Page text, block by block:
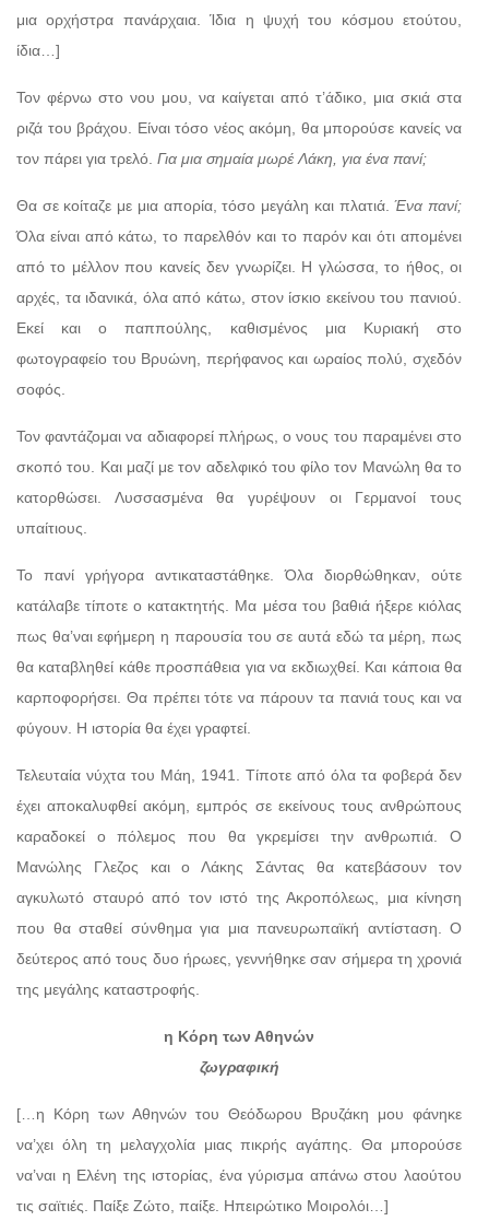
μια ορχήστρα πανάρχαια. Ίδια η ψυχή του κόσμου ετούτου,
ίδια…]
Τον φέρνω στο νου μου, να καίγεται από τ’άδικο, μια σκιά στα
ριζά του βράχου. Είναι τόσο νέος ακόμη, θα μπορούσε κανείς να
τον πάρει για τρελό. Για μια σημαία μωρέ Λάκη, για ένα πανί;
Θα σε κοίταζε με μια απορία, τόσο μεγάλη και πλατιά.Ένα πανί;
Όλα είναι από κάτω, το παρελθόν και το παρόν και ότι απομένει
από το μέλλον που κανείς δεν γνωρίζει. Η γλώσσα, το ήθος, οι
αρχές, τα ιδανικά, όλα από κάτω, στον ίσκιο εκείνου του πανιού.
Εκεί και ο παππούλης, καθισμένος μια Κυριακή στο
φωτογραφείο του Βρυώνη, περήφανος και ωραίος πολύ, σχεδόν
σοφός.
Τον φαντάζομαι να αδιαφορεί πλήρως, ο νους του παραμένει στο
σκοπό του. Και μαζί με τον αδελφικό του φίλο τον Μανώλη θα το
κατορθώσει. Λυσσασμένα θα γυρέψουν οι Γερμανοί τους
υπαίτιους.
Το πανί γρήγορα αντικαταστάθηκε. Όλα διορθώθηκαν, ούτε
κατάλαβε τίποτε ο κατακτητής. Μα μέσα του βαθιά ήξερε κιόλας
πως θα’ναι εφήμερη η παρουσία του σε αυτά εδώ τα μέρη, πως
θα καταβληθεί κάθε προσπάθεια για να εκδιωχθεί. Και κάποια θα
καρποφορήσει. Θα πρέπει τότε να πάρουν τα πανιά τους και να
φύγουν. Η ιστορία θα έχει γραφτεί.
Τελευταία νύχτα του Μάη, 1941. Τίποτε από όλα τα φοβερά δεν
έχει αποκαλυφθεί ακόμη, εμπρός σε εκείνους τους ανθρώπους
καραδοκεί ο πόλεμος που θα γκρεμίσει την ανθρωπιά. Ο
Μανώλης Γλεζος και ο Λάκης Σάντας θα κατεβάσουν τον
αγκυλωτό σταυρό από τον ιστό της Ακροπόλεως, μια κίνηση
που θα σταθεί σύνθημα για μια πανευρωπαϊκή αντίσταση. Ο
δεύτερος από τους δυο ήρωες, γεννήθηκε σαν σήμερα τη χρονιά
της μεγάλης καταστροφής.
η Κόρη των Αθηνών
ζωγραφική
[…η Κόρη των Αθηνών του Θεόδωρου Βρυζάκη μου φάνηκε
να’χει όλη τη μελαγχολία μιας πικρής αγάπης. Θα μπορούσε
να’ναι η Ελένη της ιστορίας, ένα γύρισμα απάνω στου λαούτου
τις σαϊτιές. Παίξε Ζώτο, παίξε. Ηπειρώτικο Μοιρολόι…]